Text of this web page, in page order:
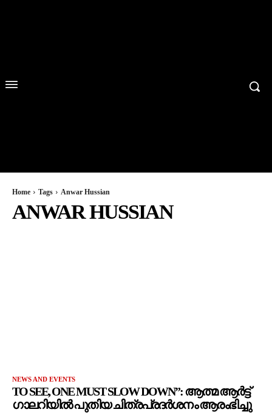
Home Tags Anwar Hussian
ANWAR HUSSIAN
NEWS AND EVENTS
TO SEE, ONE MUST SLOW DOWN”: ആത്മ ആർട്ട്
ഗാലറിയിൽ പുതിയ ചിത്രപ്രദർശനം ആരംഭിച്ചു